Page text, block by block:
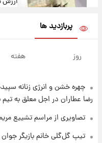
نام
۲۲ ساعت پیش
زمان
۲۳ ساعت پیش
پربازدید ها
روز هفته
چهره خشن و انرژی زنانه
رضا عطاران در اجل معلق به
تصاویری از مراسم تشییع
تیپ گل‌گلی خانم بازیگر